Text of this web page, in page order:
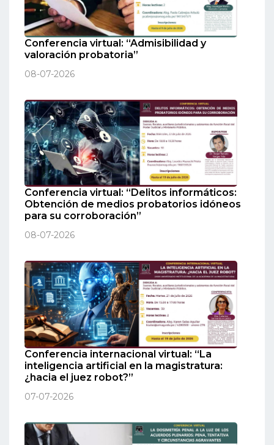
Conferencia virtual: “Admisibilidad y
valoración probatoria”
08-07-2026
Conferencia virtual: “Delitos informáticos:
Obtención de medios probatorios idóneos
para su corroboración”
08-07-2026
Conferencia internacional virtual: “La
inteligencia artificial en la magistratura:
¿hacia el juez robot?”
07-07-2026